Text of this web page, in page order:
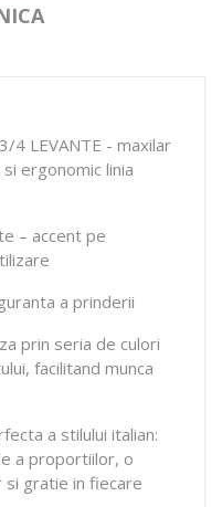
4 LEVANTE - maxilar
ergonomic linia
– accent pe
a prinderii
prin seria de culori
facilitand munca
a stilului italian:
a proportiilor, o
gratie in fiecare